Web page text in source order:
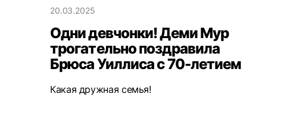
20.03.2025
Одни девчонки! Деми Мур
трогательно поздравила
Брюса Уиллиса с 70-летием
Какая дружная семья!